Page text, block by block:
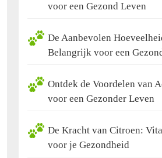
voor een Gezond Leven
De Aanbevolen
Belangrijk voor een
Ontdek de Voordelen van
voor een Gezonder Leven
De Kracht van Citroen:
voor je Gezondheid